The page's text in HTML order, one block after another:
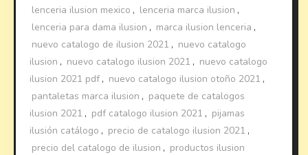
lenceria ilusion mexico , lenceria marca ilusion ,
lenceria para dama ilusion , marca ilusion lenceria ,
nuevo catalogo de ilusion 2021 , nuevo catalogo
ilusion , nuevo catalogo ilusion 2021 , nuevo catalogo
ilusion 2021 pdf , nuevo catalogo ilusion otoño 2021 ,
pantaletas marca ilusion , paquete de catalogos
ilusion 2021 , pdf catalogo ilusion 2021 , pijamas
ilusión catálogo , precio de catalogo ilusion 2021 ,
precio del catalogo de ilusion , productos ilusion